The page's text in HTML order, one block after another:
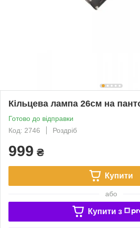
Кільцева лампа 26см на
Готово до відправки
Код: 2746
Роздріб
999 ₴
Купити
або
Купити з